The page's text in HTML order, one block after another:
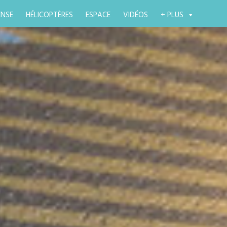
HÉLICOPTÈRES ESPACE VIDÉOS + PLUS